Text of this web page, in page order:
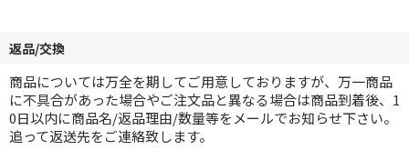
返品/交換
商品については万全を期してご用意しておりますが、万一商品
に不具合があった場合やご注文品と異なる場合は商品到着後、1
0日以内に商品名/返品理由/数量等をメールでお知らせ下さい。
追って返送先をご連絡致します。